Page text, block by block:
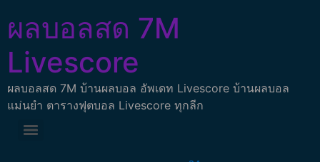
ผลบอลสด 7M
Livescore
ผลบอลสด 7M บ้านผลบอล อัพเดท Livescore บ้านผลบอล
แม่นยำ ตารางฟุตบอล Livescore ทุกลีก